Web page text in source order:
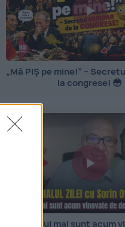
„Mă PIȘ pe mine!” –
la congrese! 😳
Ce statui mai sunt acum